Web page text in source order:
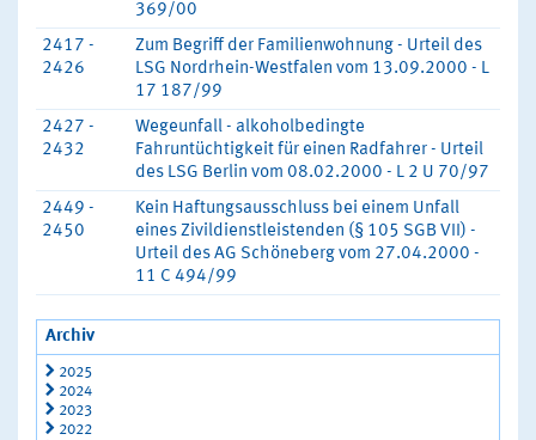
369/00
2417 -
2426
Zum Begriff der Familienwohnung - Urteil des
LSG Nordrhein-Westfalen vom 13.09.2000 - L
17 187/99
2427 -
2432
Wegeunfall - alkoholbedingte
Fahruntüchtigkeit für einen Radfahrer - Urteil
des LSG Berlin vom 08.02.2000 - L 2 U 70/97
2449 -
2450
Kein Haftungsausschluss bei einem Unfall
eines Zivildienstleistenden (§ 105 SGB VII) -
Urteil des AG Schöneberg vom 27.04.2000 -
11 C 494/99
Archiv
2025
2024
2023
2022